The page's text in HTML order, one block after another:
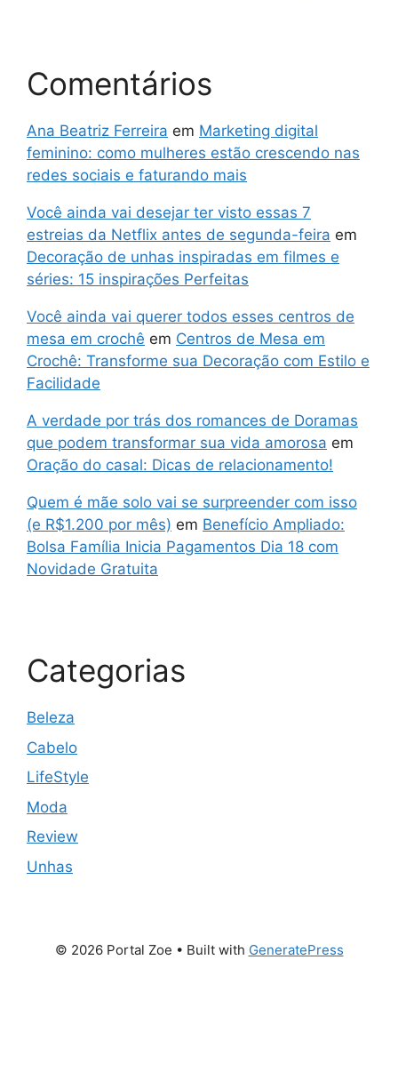
Comentários
Ana Beatriz Ferreira em Marketing digital
feminino: como mulheres estão crescendo nas
redes sociais e faturando mais
Você ainda vai desejar ter visto essas 7
estreias da Netflix antes de segunda-feira em
Decoração de unhas inspiradas em filmes e
séries: 15 inspirações Perfeitas
Você ainda vai querer todos esses centros de
mesa em crochê em Centros de Mesa em
Crochê: Transforme sua Decoração com Estilo e
Facilidade
A verdade por trás dos romances de Doramas
que podem transformar sua vida amorosa em
Oração do casal: Dicas de relacionamento!
Quem é mãe solo vai se surpreender com isso
(e R$1.200 por mês) em Benefício Ampliado:
Bolsa Família Inicia Pagamentos Dia 18 com
Novidade Gratuita
Categorias
Beleza
Cabelo
LifeStyle
Moda
Review
Unhas
© 2026 Portal Zoe • Built with GeneratePress